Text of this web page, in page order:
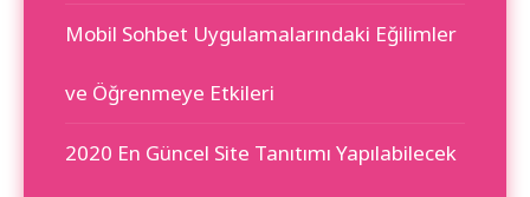
Mobil Sohbet Uygulamalarındaki Eğilimler
ve Öğrenmeye Etkileri
2020 En Güncel Site Tanıtımı Yapılabilecek